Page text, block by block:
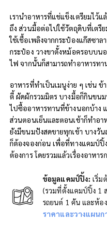
เรานำอาหารที่แช่แข็งเตรียมไว้
ถึง ส่วนมื้อต่อไปใช้วัตถุดิบที่เตรี
ใช้เชื้อเพลิงจากกระป๋องแก๊สซา
กระป๋อง วางขาตั้งหม้อครอบบน
ไฟ จากนั้นก็สามารถทำอาหารทา
อาหารที่ทำเป็นเมนูง่าย ๆ เช่น ข้
ตี้ ผัดผักรวมมิตร บางมื้อก็กินขน
ไปซื้ออาหารทานที่ข้างนอกบ้าง
ส่วนตอนเย็นและตอนเช้าก็ทำอ
ยังมีขนมปังสดขายทุกเช้า บางวั
ก็ต้องจองก่อน เพื่อที่ทางแคมป์
ต้องการ โดยรวมแล้วเรื่องอาห
ข้อมูลแคมป์ปิ้ง: เริ่ม
(รวมที่ตั้งแคมป์ปิ้ง 1
รถยนต์ 1 คัน และห้อ
ราคาและวางแผนก